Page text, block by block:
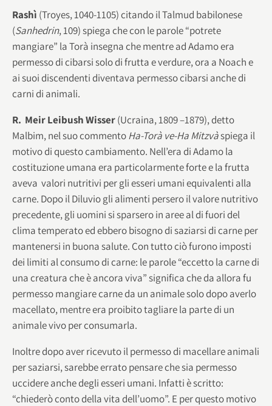
Rashì (Troyes, 1040-1105) citando il Talmud babilonese
(Sanhedrin, 109) spiega che con le parole “potrete
mangiare” la Torà insegna che mentre ad Adamo era
permesso di cibarsi solo di frutta e verdure, ora a Noach e
ai suoi discendenti diventava permesso cibarsi anche di
carni di animali.
R. Meir Leibush Wisser(Ucraina, 1809 –1879), detto
Malbim, nel suo commentoHa-Torà ve-Ha Mitzvàspiega il
motivo di questo cambiamento. Nell’era di Adamo la
costituzione umana era particolarmente forte e la frutta
aveva valori nutritivi per gli esseri umani equivalenti alla
carne. Dopo il Diluvio gli alimenti persero il valore nutritivo
precedente, gli uomini si sparsero in aree al di fuori del
clima temperato ed ebbero bisogno di saziarsi di carne per
mantenersi in buona salute. Con tutto ciò furono imposti
dei limiti al consumo di carne: le parole “eccetto la carne di
una creatura che è ancora viva” significa che da allora fu
permesso mangiare carne da un animale solo dopo averlo
macellato, mentre era proibito tagliare la parte di un
animale vivo per consumarla.
Inoltre dopo aver ricevuto il permesso di macellare animali
per saziarsi, sarebbe errato pensare che sia permesso
uccidere anche degli esseri umani. Infatti è scritto:
“chiederò conto della vita dell’uomo”. E per questo motivo